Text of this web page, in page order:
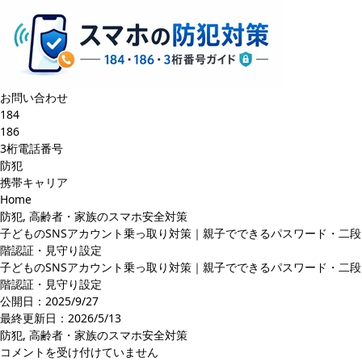
お問い合わせ
184
186
3桁電話番号
防犯
携帯キャリア
Home
防犯, 高齢者・家族のスマホ安全対策
子どものSNSアカウント乗っ取り対策｜親子でできるパスワード・二段
階認証・見守り設定
子どものSNSアカウント乗っ取り対策｜親子でできるパスワード・二段
階認証・見守り設定
公開日：2025/9/27
最終更新日： 2026/5/13
防犯, 高齢者・家族のスマホ安全対策
子
コメントを受け付けていません